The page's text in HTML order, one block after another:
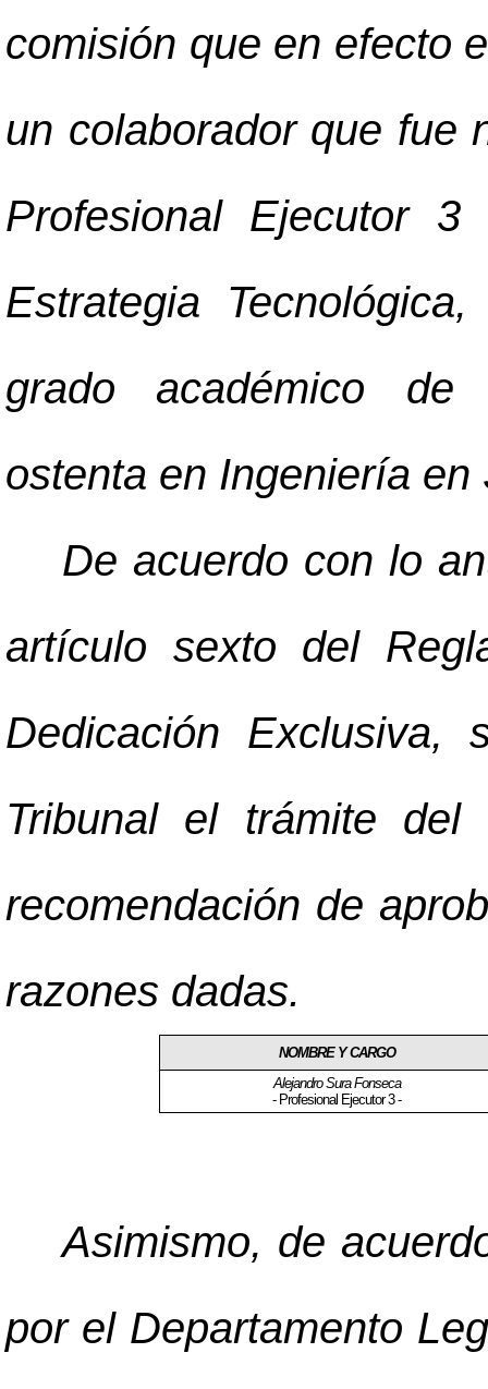
comisión que en efecto
un colaborador que fue
Profesional Ejecutor
Estrategia
grado académico de
ostenta en Ingeniería
De acuerdo con lo
artículo sexto del
Dedicación Exclusiva,
Tribunal el trámite
recomendación de
razones dadas.
NOMBRE Y CARGO
Alejandro Sura Fonseca
- Profesional Ejecutor 3 -
Asimismo, de
por el Departamento